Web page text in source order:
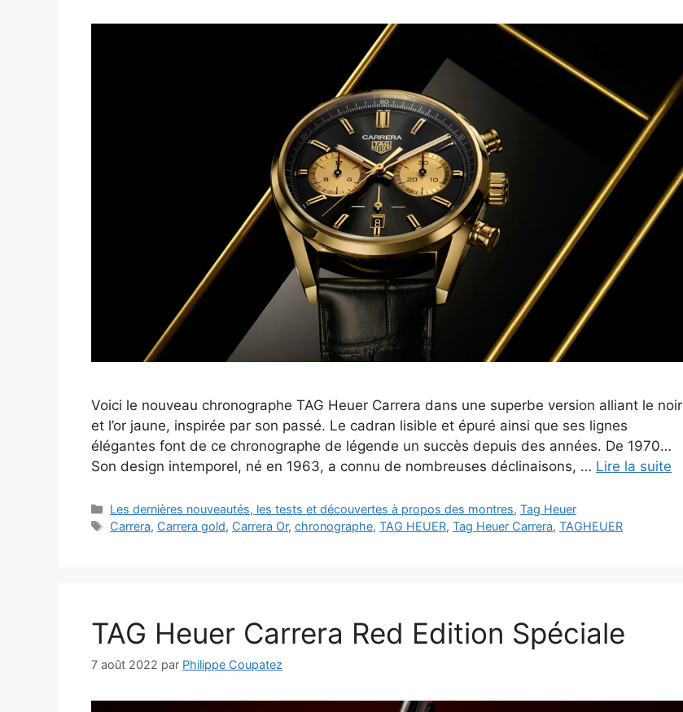
Voici le nouveau chronographe TAG Heuer Carrera dans une superbe version alliant le noir
et l’or jaune, inspirée par son passé. Le cadran lisible et épuré ainsi que ses lignes
élégantes font de ce chronographe de légende un succès depuis des années. De 1970…
Son design intemporel, né en 1963, a connu de nombreuses déclinaisons, … Lire la suite
Catégories
Les dernières nouveautés, les tests et découvertes à propos des montres,Tag Heuer
Étiquettes
Carrera, Carrera gold, Carrera Or,chronographe,TAG HEUER,Tag Heuer Carrera,TAGHEUER
TAG Heuer Carrera Red Edition Spéciale
7 août 2022 par Philippe Coupatez